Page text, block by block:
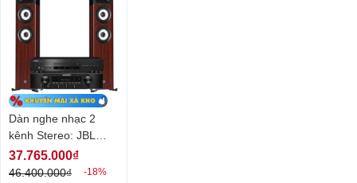
Loa JBL Stage A170
15.900.000₫
0/5
0 đánh giá
Đặc điểm nổi bật
- Loa JBL Stage A170 dòng loa nghe nhạc, dáng cột, chính hãng
Mỹ.
- 3 loa, 2.5 đường tiếng đáp ứng nhu cầu xem phim, nghe nhạc
hoàn hảo.
Dàn nghe nhạc 2
kênh Stereo: JBL
Stage A170+ Marantz
NR1200+ Yamaha
37.765.000₫
46.400.000₫ -18%